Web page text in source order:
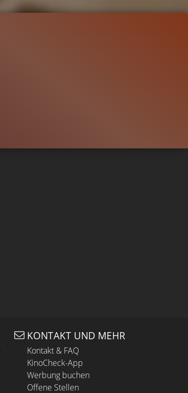
KONTAKT UND MEHR
Kontakt & FAQ
KinoCheck-App
Werbung buchen
Offene Stellen